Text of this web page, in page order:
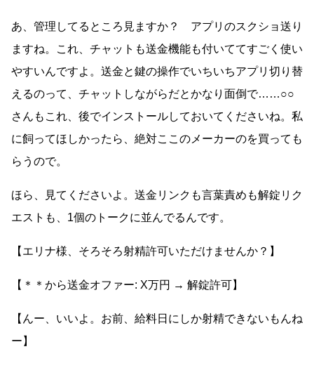
あ、管理してるところ見ますか？ アプリのスクショ送り
ますね。これ、チャットも送金機能も付いててすごく使い
やすいんですよ。送金と鍵の操作でいちいちアプリ切り替
えるのって、チャットしながらだとかなり面倒で……○○
さんもこれ、後でインストールしておいてくださいね。私
に飼ってほしかったら、絶対ここのメーカーのを買っても
らうので。
ほら、見てくださいよ。送金リンクも言葉責めも解錠リク
エストも、1個のトークに並んでるんです。
【エリナ様、そろそろ射精許可いただけませんか？】
【＊＊から送金オファー: X万円 → 解錠許可】
【んー、いいよ。お前、給料日にしか射精できないもんね
ー】